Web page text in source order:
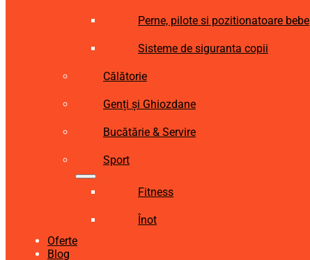
Perne, pilote si pozitionatoare bebe
Sisteme de siguranta copii
Călătorie
Genți și Ghiozdane
Bucătărie & Servire
Sport
Fitness
Înot
Oferte
Blog